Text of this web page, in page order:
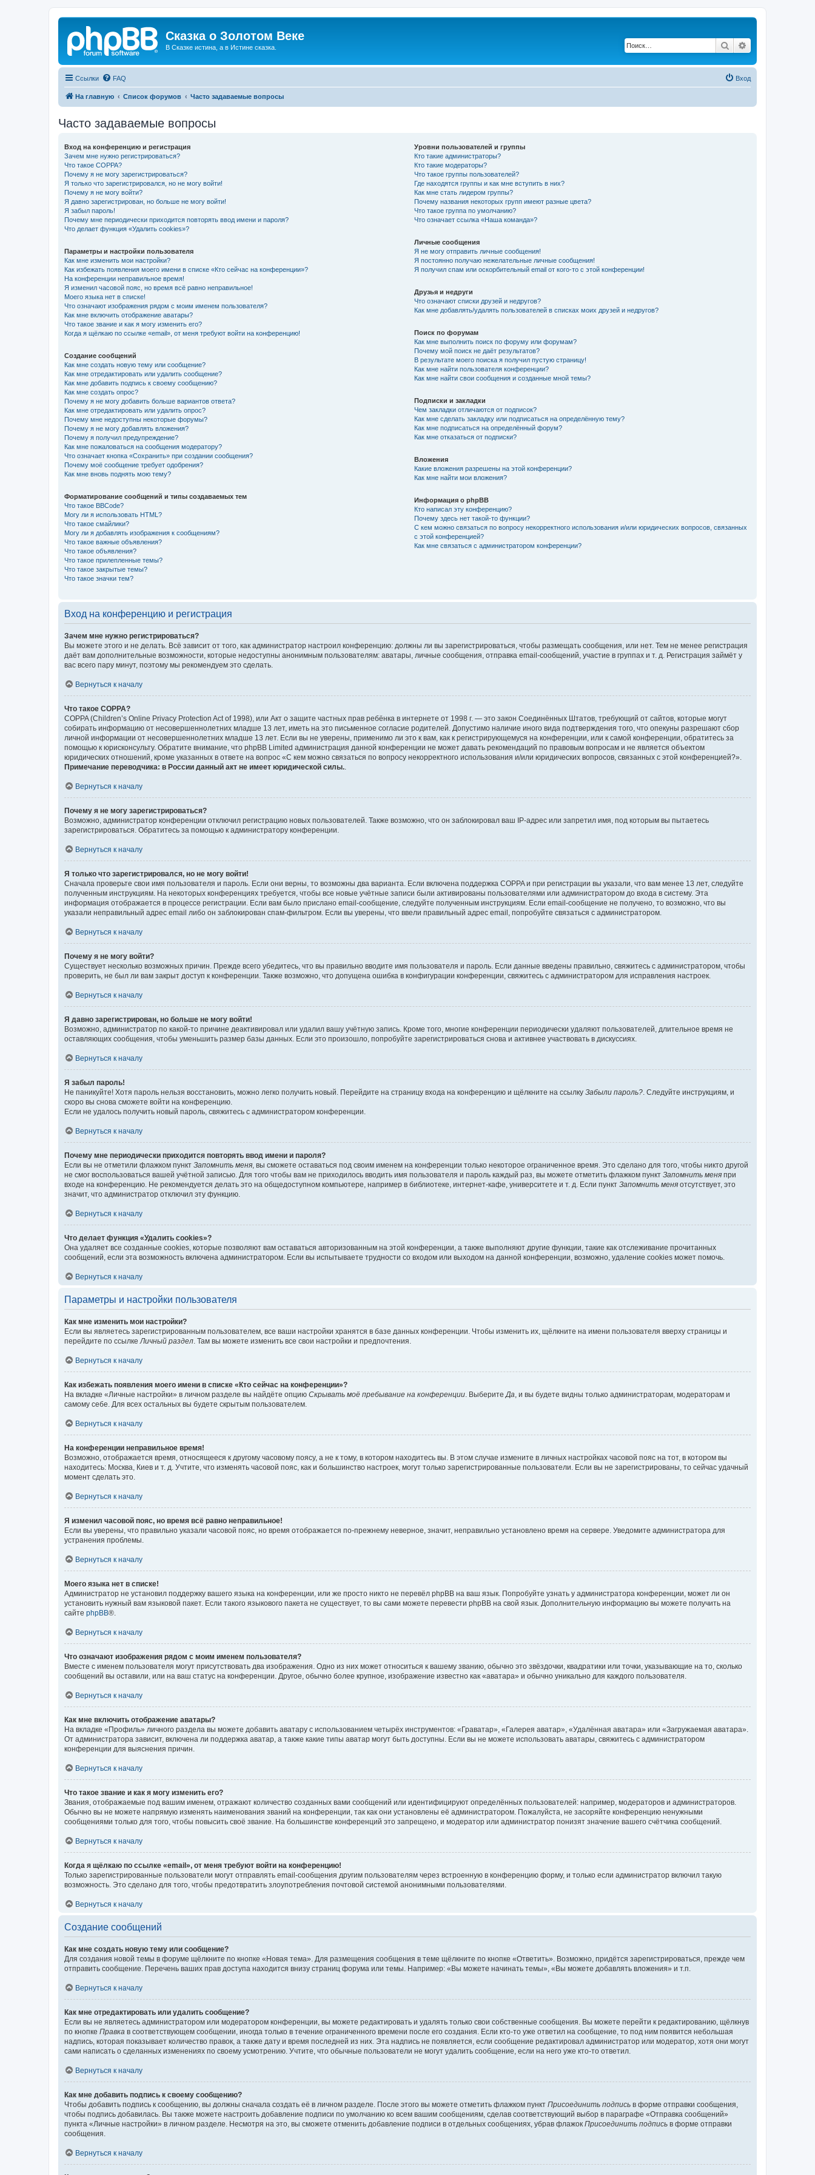
Сказка о Золотом Веке
В Сказке истина, а в Истине сказка. Поиск
Ссылки FAQ Вход
На главную Список форумов Часто задаваемые вопросы
Часто задаваемые вопросы
Вход на конференцию и регистрация
Зачем мне нужно регистрироваться?
Что такое COPPA?
Почему я не могу зарегистрироваться?
Я только что зарегистрировался, но не могу войти!
Почему я не могу войти?
Я давно зарегистрирован, но больше не могу войти!
Я забыл пароль!
Почему мне периодически приходится повторять ввод имени и пароля?
Что делает функция «Удалить cookies»?
Параметры и настройки пользователя
Как мне изменить мои настройки?
Как избежать появления моего имени в списке «Кто сейчас на конференции»?
На конференции неправильное время!
Я изменил часовой пояс, но время всё равно неправильное!
Моего языка нет в списке!
Что означают изображения рядом с моим именем пользователя?
Как мне включить отображение аватары?
Что такое звание и как я могу изменить его?
Когда я щёлкаю по ссылке «email», от меня требуют войти на конференцию!
Создание сообщений
Как мне создать новую тему или сообщение?
Как мне отредактировать или удалить сообщение?
Как мне добавить подпись к своему сообщению?
Как мне создать опрос?
Почему я не могу добавить больше вариантов ответа?
Как мне отредактировать или удалить опрос?
Почему мне недоступны некоторые форумы?
Почему я не могу добавлять вложения?
Почему я получил предупреждение?
Как мне пожаловаться на сообщения модератору?
Что означает кнопка «Сохранить» при создании сообщения?
Почему моё сообщение требует одобрения?
Как мне вновь поднять мою тему?
Форматирование сообщений и типы создаваемых тем
Что такое BBCode?
Могу ли я использовать HTML?
Что такое смайлики?
Могу ли я добавлять изображения к сообщениям?
Что такое важные объявления?
Что такое объявления?
Что такое прилепленные темы?
Что такое закрытые темы?
Что такое значки тем?
Уровни пользователей и группы
Кто такие администраторы?
Кто такие модераторы?
Что такое группы пользователей?
Где находятся группы и как мне вступить в них?
Как мне стать лидером группы?
Почему названия некоторых групп имеют разные цвета?
Что такое группа по умолчанию?
Что означает ссылка «Наша команда»?
Личные сообщения
Я не могу отправить личные сообщения!
Я постоянно получаю нежелательные личные сообщения!
Я получил спам или оскорбительный email от кого-то с этой конференции!
Друзья и недруги
Что означают списки друзей и недругов?
Как мне добавлять/удалять пользователей в списках моих друзей и недругов?
Поиск по форумам
Как мне выполнить поиск по форуму или форумам?
Почему мой поиск не даёт результатов?
В результате моего поиска я получил пустую страницу!
Как мне найти пользователя конференции?
Как мне найти свои сообщения и созданные мной темы?
Подписки и закладки
Чем закладки отличаются от подписок?
Как мне сделать закладку или подписаться на определённую тему?
Как мне подписаться на определённый форум?
Как мне отказаться от подписки?
Вложения
Какие вложения разрешены на этой конференции?
Как мне найти мои вложения?
Информация о phpBB
Кто написал эту конференцию?
Почему здесь нет такой-то функции?
С кем можно связаться по вопросу некорректного использования и/или юридических вопросов, связанных
с этой конференцией?
Как мне связаться с администратором конференции?
Вход на конференцию и регистрация
Зачем мне нужно регистрироваться?
Вы можете этого и не делать. Всё зависит от того, как администратор настроил конференцию: должны ли вы зарегистрироваться, чтобы размещать сообщения, или нет. Тем не менее регистрация
даёт вам дополнительные возможности, которые недоступны анонимным пользователям: аватары, личные сообщения, отправка email-сообщений, участие в группах и т. д. Регистрация займёт у
вас всего пару минут, поэтому мы рекомендуем это сделать.
Вернуться к началу
Что такое COPPA?
COPPA (Children’s Online Privacy Protection Act of 1998), или Акт о защите частных прав ребёнка в интернете от 1998 г. — это закон Соединённых Штатов, требующий от сайтов, которые могут
собирать информацию от несовершеннолетних младше 13 лет, иметь на это письменное согласие родителей. Допустимо наличие иного вида подтверждения того, что опекуны разрешают сбор
личной информации от несовершеннолетних младше 13 лет. Если вы не уверены, применимо ли это к вам, как к регистрирующемуся на конференции, или к самой конференции, обратитесь за
помощью к юрисконсульту. Обратите внимание, что phpBB Limited администрация данной конференции не может давать рекомендаций по правовым вопросам и не является объектом
юридических отношений, кроме указанных в ответе на вопрос «С кем можно связаться по вопросу некорректного использования и/или юридических вопросов, связанных с этой конференцией?».
Примечание переводчика: в России данный акт не имеет юридической силы.
Вернуться к началу
Почему я не могу зарегистрироваться?
Возможно, администратор конференции отключил регистрацию новых пользователей. Также возможно, что он заблокировал ваш IP-адрес или запретил имя, под которым вы пытаетесь
зарегистрироваться. Обратитесь за помощью к администратору конференции.
Вернуться к началу
Я только что зарегистрировался, но не могу войти!
Сначала проверьте свои имя пользователя и пароль. Если они верны, то возможны два варианта. Если включена поддержка COPPA и при регистрации вы указали, что вам менее 13 лет, следуйте
полученным инструкциям. На некоторых конференциях требуется, чтобы все новые учётные записи были активированы пользователями или администратором до входа в систему. Эта
информация отображается в процессе регистрации. Если вам было прислано email-сообщение, следуйте полученным инструкциям. Если email-сообщение не получено, то возможно, что вы
указали неправильный адрес email либо он заблокирован спам-фильтром. Если вы уверены, что ввели правильный адрес email, попробуйте связаться с администратором.
Вернуться к началу
Почему я не могу войти?
Существует несколько возможных причин. Прежде всего убедитесь, что вы правильно вводите имя пользователя и пароль. Если данные введены правильно, свяжитесь с администратором, чтобы
проверить, не был ли вам закрыт доступ к конференции. Также возможно, что допущена ошибка в конфигурации конференции, свяжитесь с администратором для исправления настроек.
Вернуться к началу
Я давно зарегистрирован, но больше не могу войти!
Возможно, администратор по какой-то причине деактивировал или удалил вашу учётную запись. Кроме того, многие конференции периодически удаляют пользователей, длительное время не
оставляющих сообщения, чтобы уменьшить размер базы данных. Если это произошло, попробуйте зарегистрироваться снова и активнее участвовать в дискуссиях.
Вернуться к началу
Я забыл пароль!
Не паникуйте! Хотя пароль нельзя восстановить, можно легко получить новый. Перейдите на страницу входа на конференцию и щёлкните на ссылку Забыли пароль? . Следуйте инструкциям, и
скоро вы снова сможете войти на конференцию.
Если не удалось получить новый пароль, свяжитесь с администратором конференции.
Вернуться к началу
Почему мне периодически приходится повторять ввод имени и пароля?
Если вы не отметили флажком пункт Запомнить меня , вы сможете оставаться под своим именем на конференции только некоторое ограниченное время. Это сделано для того, чтобы никто другой
не смог воспользоваться вашей учётной записью. Для того чтобы вам не приходилось вводить имя пользователя и пароль каждый раз, вы можете отметить флажком пункт Запомнить меня при
входе на конференцию. Не рекомендуется делать это на общедоступном компьютере, например в библиотеке, интернет-кафе, университете и т. д. Если пункт Запомнить меня отсутствует, это
значит, что администратор отключил эту функцию.
Вернуться к началу
Что делает функция «Удалить cookies»?
Она удаляет все созданные cookies, которые позволяют вам оставаться авторизованным на этой конференции, а также выполняют другие функции, такие как отслеживание прочитанных
сообщений, если эта возможность включена администратором. Если вы испытываете трудности со входом или выходом на данной конференции, возможно, удаление cookies может помочь.
Вернуться к началу
Параметры и настройки пользователя
Как мне изменить мои настройки?
Если вы являетесь зарегистрированным пользователем, все ваши настройки хранятся в базе данных конференции. Чтобы изменить их, щёлкните на имени пользователя вверху страницы и
перейдите по ссылке Личный раздел . Там вы можете изменить все свои настройки и предпочтения.
Вернуться к началу
Как избежать появления моего имени в списке «Кто сейчас на конференции»?
На вкладке «Личные настройки» в личном разделе вы найдёте опцию Скрывать моё пребывание на конференции . Выберите Да , и вы будете видны только администраторам, модераторам и
самому себе. Для всех остальных вы будете скрытым пользователем.
Вернуться к началу
На конференции неправильное время!
Возможно, отображается время, относящееся к другому часовому поясу, а не к тому, в котором находитесь вы. В этом случае измените в личных настройках часовой пояс на тот, в котором вы
находитесь: Москва, Киев и т. д. Учтите, что изменять часовой пояс, как и большинство настроек, могут только зарегистрированные пользователи. Если вы не зарегистрированы, то сейчас удачный
момент сделать это.
Вернуться к началу
Я изменил часовой пояс, но время всё равно неправильное!
Если вы уверены, что правильно указали часовой пояс, но время отображается по-прежнему неверное, значит, неправильно установлено время на сервере. Уведомите администратора для
устранения проблемы.
Вернуться к началу
Моего языка нет в списке!
Администратор не установил поддержку вашего языка на конференции, или же просто никто не перевёл phpBB на ваш язык. Попробуйте узнать у администратора конференции, может ли он
установить нужный вам языковой пакет. Если такого языкового пакета не существует, то вы сами можете перевести phpBB на свой язык. Дополнительную информацию вы можете получить на
сайте phpBB®.
Вернуться к началу
Что означают изображения рядом с моим именем пользователя?
Вместе с именем пользователя могут присутствовать два изображения. Одно из них может относиться к вашему званию, обычно это звёздочки, квадратики или точки, указывающие на то, сколько
сообщений вы оставили, или на ваш статус на конференции. Другое, обычно более крупное, изображение известно как «аватара» и обычно уникально для каждого пользователя.
Вернуться к началу
Как мне включить отображение аватары?
На вкладке «Профиль» личного раздела вы можете добавить аватару с использованием четырёх инструментов: «Граватар», «Галерея аватар», «Удалённая аватара» или «Загружаемая аватара».
От администратора зависит, включена ли поддержка аватар, а также какие типы аватар могут быть доступны. Если вы не можете использовать аватары, свяжитесь с администратором
конференции для выяснения причин.
Вернуться к началу
Что такое звание и как я могу изменить его?
Звания, отображаемые под вашим именем, отражают количество созданных вами сообщений или идентифицируют определённых пользователей: например, модераторов и администраторов.
Обычно вы не можете напрямую изменять наименования званий на конференции, так как они установлены её администратором. Пожалуйста, не засоряйте конференцию ненужными
сообщениями только для того, чтобы повысить своё звание. На большинстве конференций это запрещено, и модератор или администратор понизят значение вашего счётчика сообщений.
Вернуться к началу
Когда я щёлкаю по ссылке «email», от меня требуют войти на конференцию!
Только зарегистрированные пользователи могут отправлять email-сообщения другим пользователям через встроенную в конференцию форму, и только если администратор включил такую
возможность. Это сделано для того, чтобы предотвратить злоупотребления почтовой системой анонимными пользователями.
Вернуться к началу
Создание сообщений
Как мне создать новую тему или сообщение?
Для создания новой темы в форуме щёлкните по кнопке «Новая тема». Для размещения сообщения в теме щёлкните по кнопке «Ответить». Возможно, придётся зарегистрироваться, прежде чем
отправить сообщение. Перечень ваших прав доступа находится внизу страниц форума или темы. Например: «Вы можете начинать темы», «Вы можете добавлять вложения» и т.п.
Вернуться к началу
Как мне отредактировать или удалить сообщение?
Если вы не являетесь администратором или модератором конференции, вы можете редактировать и удалять только свои собственные сообщения. Вы можете перейти к редактированию, щёлкнув
по кнопке Правка в соответствующем сообщении, иногда только в течение ограниченного времени после его создания. Если кто-то уже ответил на сообщение, то под ним появится небольшая
надпись, которая показывает количество правок, а также дату и время последней из них. Эта надпись не появляется, если сообщение редактировал администратор или модератор, хотя они могут
сами написать о сделанных изменениях по своему усмотрению. Учтите, что обычные пользователи не могут удалить сообщение, если на него уже кто-то ответил.
Вернуться к началу
Как мне добавить подпись к своему сообщению?
Чтобы добавить подпись к сообщению, вы должны сначала создать её в личном разделе. После этого вы можете отметить флажком пункт Присоединить подпись в форме отправки сообщения,
чтобы подпись добавилась. Вы также можете настроить добавление подписи по умолчанию ко всем вашим сообщениям, сделав соответствующий выбор в параграфе «Отправка сообщений»
пункта «Личные настройки» в личном разделе. Несмотря на это, вы сможете отменить добавление подписи в отдельных сообщениях, убрав флажок Присоединить подпись в форме отправки
сообщения.
Вернуться к началу